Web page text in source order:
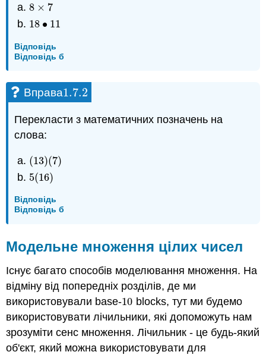
8 × 7
8 ×7
18 ∙ 11
18 •11
Відповідь
Відповідь б
Вправа1.7.2
1.7.2
Перекласти з математичних позначень на
слова:
(13)(7)
(13)(7)
5(16)
5(16)
Відповідь
Відповідь б
Модельне множення цілих чисел
Існує багато способів моделювання множення. На
відміну від попередніх розділів, де ми
використовували base-10
10 blocks, тут ми будемо
використовувати лічильники, які допоможуть нам
зрозуміти сенс множення. Лічильник - це будь-який
об'єкт, який можна використовувати для